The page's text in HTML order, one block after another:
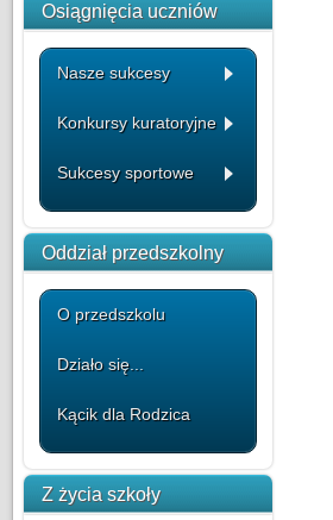
Osiągnięcia uczniów
Nasze sukcesy
Konkursy kuratoryjne
Sukcesy sportowe
Oddział przedszkolny
O przedszkolu
Działo się...
Kącik dla Rodzica
Z życia szkoły